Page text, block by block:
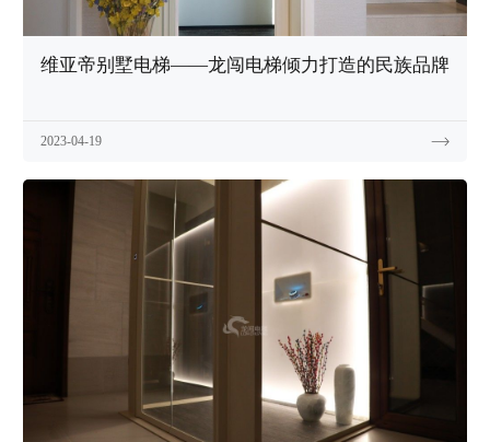
维亚帝别墅电梯——龙闯电梯倾力打造的民族品牌
2023-04-19